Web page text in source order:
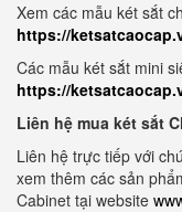
Xem các mẫu két sắt
https://
Các mẫu két sắt mini
https://
Liên hệ mua két sắt
Liên hệ trực tiếp với
xem thêm các sản
Cabinet tại website